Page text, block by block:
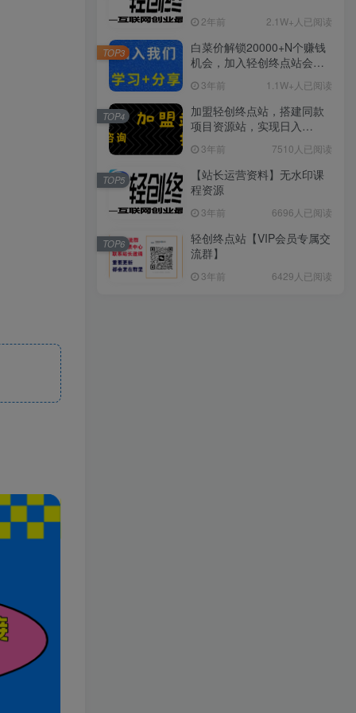
2年前 2.1W+人已阅读
白菜价解锁20000+N个赚钱
机会，加入轻创终点站会
3年前 1.1W+人已阅读
TOP3
加盟轻创终点站，搭建同款
项目资源站，实现日入
3年前 7510人已阅读
TOP4
【站长运营资料】无水印课
程资源
3年前 6696人已阅读
TOP5
轻创终点站【VIP会员专属交
流群】
3年前 6429人已阅读
TOP6